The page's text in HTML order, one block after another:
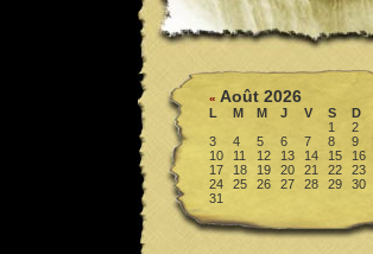
« Août 2026
L M M J V S
D
1
2
3
4 5 6 7 8
9
10
11 12 13 14 15
16
17
18 19 20 21 22
23
24
25 26 27 28 29
30
31